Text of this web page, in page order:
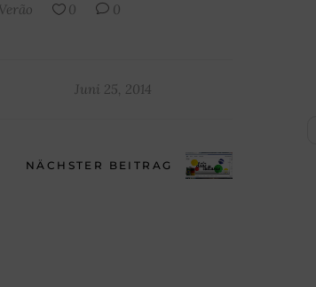
Verão 0 0
Juni 25, 2014
NÄCHSTER BEITRAG